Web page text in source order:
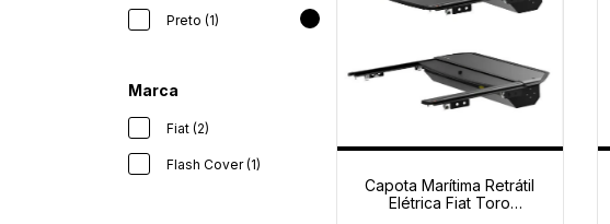
Preto (1)
Marca
Fiat (2)
Flash Cover (1)
Capota Marítima Retrátil
Elétrica Fiat Toro